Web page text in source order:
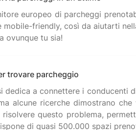
europeo di parcheggi
mobile-friendly, così da aiutarti
trovare parcheggio
dedica a connettere i
alcune ricerche dimostrano
questo problema,
di quasi 500.000 spazi